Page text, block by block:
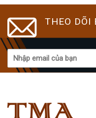
THEO DÕI